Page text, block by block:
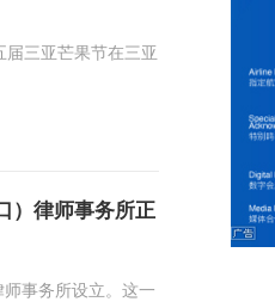
届三亚芒果节在三亚
）律师事务所正
事务所设立。这一